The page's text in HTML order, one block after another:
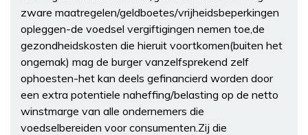
zware maatregelen/geldboetes/vrijheidsbeperkingen
opleggen-de voedsel vergiftigingen nemen toe,de
gezondheidskosten die hieruit voortkomen(buiten het
ongemak) mag de burger vanzelfsprekend zelf
ophoesten-het kan deels gefinancierd worden door
een extra potentiele naheffing/belasting op de netto
winstmarge van alle ondernemers die
voedselbereiden voor consumenten.Zij die